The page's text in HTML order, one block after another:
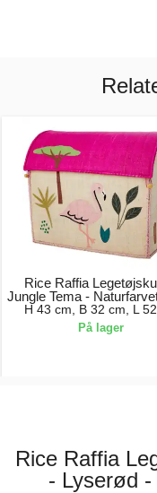
Rice Raffia
Jungle Tema -
H 43 cm, B 32 cm, L
På lager
Rice Raffia
- Lyserød